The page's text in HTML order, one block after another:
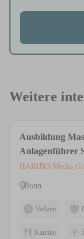
Weitere
Ausbildung
Anlagenführer
HARIBO Media
Bonn
Vollzeit
Kantine 5